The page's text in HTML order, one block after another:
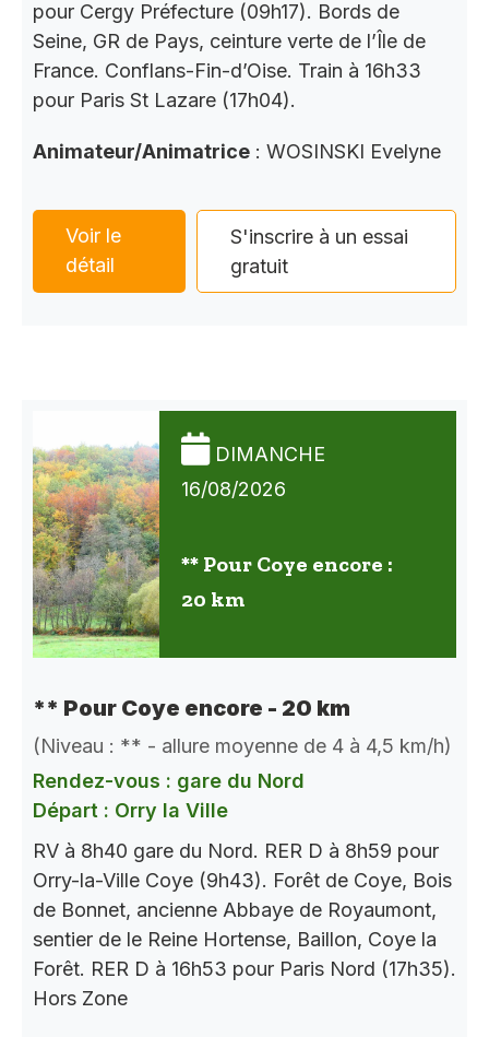
pour Cergy Préfecture (09h17). Bords de
Seine, GR de Pays, ceinture verte de l’Île de
France. Conflans-Fin-d’Oise. Train à 16h33
pour Paris St Lazare (17h04).
Animateur/Animatrice : WOSINSKI Evelyne
Voir le
détail
S'inscrire à un essai
gratuit
DIMANCHE
16/08/2026
** Pour Coye encore :
20 km
** Pour Coye encore - 20 km
(Niveau : ** - allure moyenne de 4 à 4,5 km/h)
Rendez-vous : gare du Nord
Départ : Orry la Ville
RV à 8h40 gare du Nord. RER D à 8h59 pour
Orry-la-Ville Coye (9h43). Forêt de Coye, Bois
de Bonnet, ancienne Abbaye de Royaumont,
sentier de le Reine Hortense, Baillon, Coye la
Forêt. RER D à 16h53 pour Paris Nord (17h35).
Hors Zone